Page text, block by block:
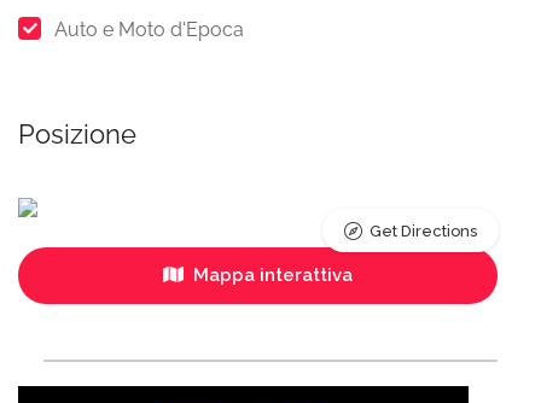
Auto e Moto d'Epoca
Posizione
Mappa interattiva
Get Directions